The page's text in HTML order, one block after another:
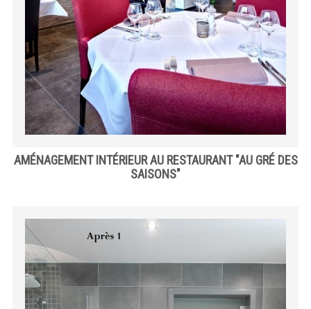
AMÉNAGEMENT INTÉRIEUR AU RESTAURANT "AU GRÉ DES
SAISONS"